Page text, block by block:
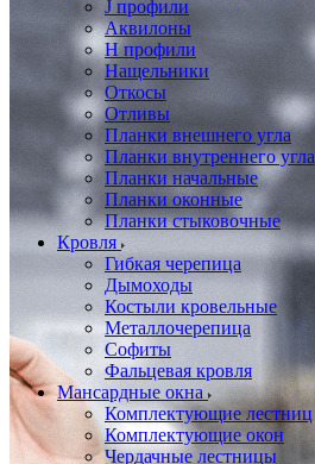
J профили
Аквилоны
Н профили
Нащельники
Откосы
Отливы
Планки внешнего угла
Планки внутреннего угла
Планки начальные
Планки оконные
Планки стыковочные
Кровля
Гибкая черепица
Дымоходы
Костыли кровельные
Металлочерепица
Софиты
Фальцевая кровля
Мансардные окна
Комплектующие лестниц
Комплектующие окон
Чердачные лестницы